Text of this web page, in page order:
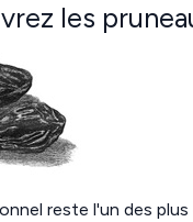
les
reste l'un des